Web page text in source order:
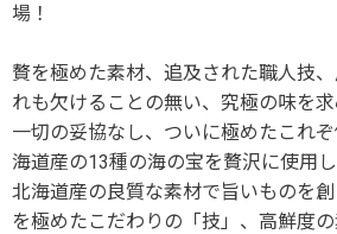
場！
贅を極めた素材、追及された職人技
れも欠けることの無い、究極の味を
一切の妥協なし、ついに極めたこれ
海道産の13種の海の宝を贅沢に使用
北海道産の良質な素材で旨いものを
を極めたこだわりの「技」、高鮮度